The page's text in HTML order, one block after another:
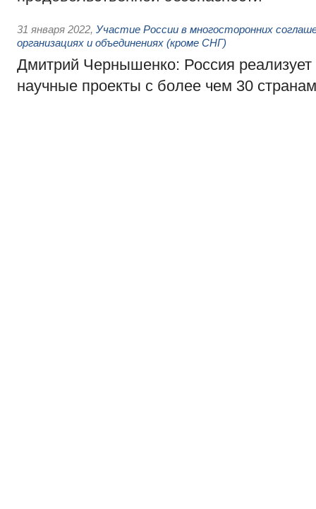
31 января 2022, Участие России в многосторонних
организациях и объединениях (кроме СНГ)
Дмитрий Чернышенко: Россия
научные проекты с более чем 30